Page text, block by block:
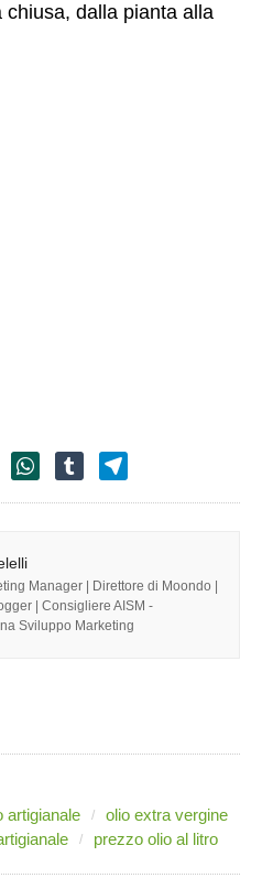
chiusa, dalla pianta alla
Manager | Direttore di Moondo |
| Consigliere AISM -
Sviluppo Marketing
artigianale
olio extra vergine
prezzo olio al litro